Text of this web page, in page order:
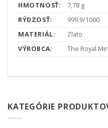
HMOTNOSŤ:
7,78 g
RÝDZOSŤ:
999,9/1000
MATERIÁL:
Zlato
VÝROBCA:
The Royal
KATEGÓRIE